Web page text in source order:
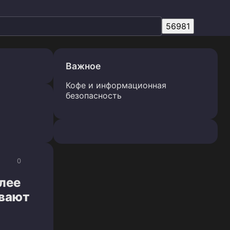
0
Важное
Кофе и информационная
безопасность